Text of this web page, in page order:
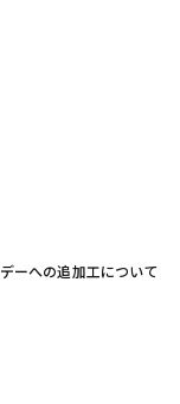
ーへの追加工について